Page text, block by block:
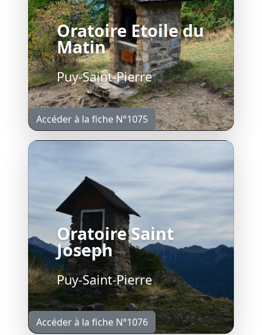
Oratoire Etoile du
Matin
Puy-Saint-Pierre
Accéder à la fiche N°1075
Oratoire Saint
Joseph
Puy-Saint-Pierre
Accéder à la fiche N°1076